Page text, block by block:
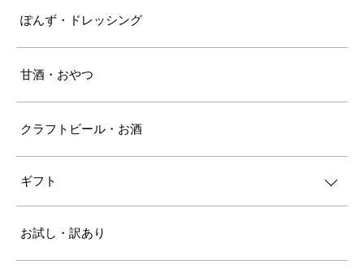
ぽんず・ドレッシング
甘酒・おやつ
クラフトビール・お酒
ギフト
お試し・訳あり